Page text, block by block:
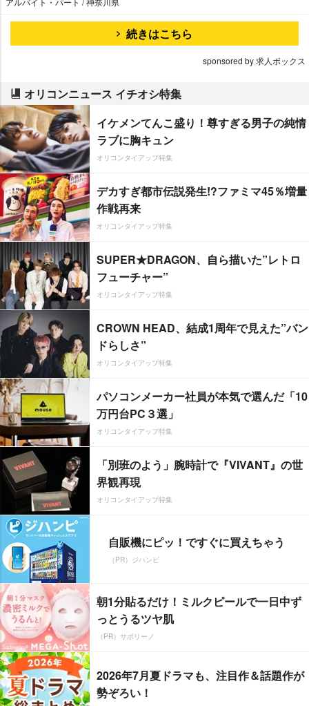
続きはこちら
sponsored by 求人ボックス
オリコンニュース イチオシ特集
イケメンてんこ盛り！尊すぎる男子の純情
ラブに胸キュン
オリコンタイアップ特集
デカすぎ都市伝説発生!?ファミマ45％増量
作戦再来
オリコンタイアップ特集
SUPER★DRAGON、自ら描いた”レトロ
フューチャー”
オリコンタイアップ特集
CROWN HEAD、結成1周年で見えた”バン
ドらしさ”
オリコンタイアップ特集
パソコンメーカー社員が本気で選んだ「10
万円台PC３選」
オリコンタイアップ特集
「別班のよう」腕時計で『VIVANT』の世
界観再現
オリコンタイアップ特集
自販機にピッ！ですぐに買えちゃう
（PR）ジハンピ
朝1分貼るだけ！ミルクピールで一日中ず
っとうるツヤ肌
（PR）サボリーノ
2026年7月夏ドラマも、注目作＆話題作が
勢ぞろい！